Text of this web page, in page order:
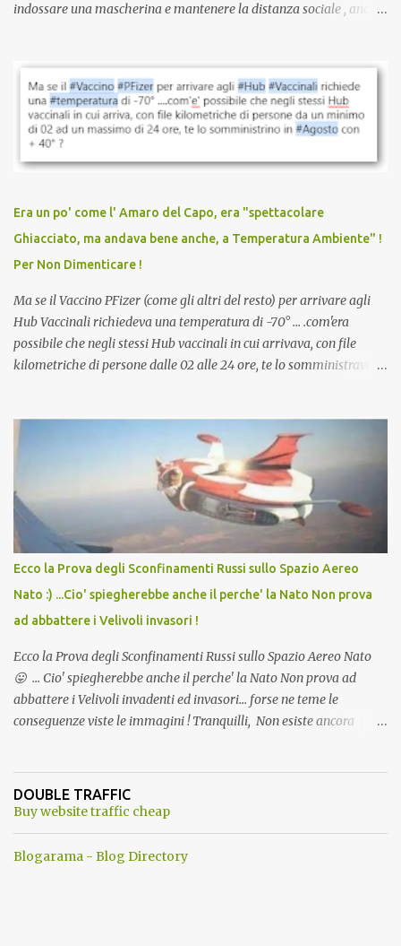
indossare una mascherina e mantenere la distanza sociale , anche
vaccinazione. Non avevamo mai sentito parlare di ricompense,
sconti, incentivi per vaccinarsi. Non avevamo mai visto
discriminazioni per coloro che non l’hanno fatto. Se non sei stato
vaccinato, nessuno aveva prima cercato di farti sentire una
persona cattiva. Non avevamo mai visto un vaccino che minacci le
vaccino usato per minacciare i mezzi di sussistenza, il lavoro o la
scuola. Non avevamo mai visto un vaccino che permettesse a un
dodicenne di ignorare il consenso dei genitori. Dopo tutti i vaccini
che abbiamo elencato sopra...
Era un po' come l' Amaro del Capo, era "spettacolare
Ghiacciato, ma andava bene anche, a Temperatura Ambiente" !
Per Non Dimenticare !
Ma se il Vaccino PFizer (come gli altri del resto) per arrivare agli
Hub Vaccinali richiedeva una temperatura di -70° ... .com'era
possibile che negli stessi Hub vaccinali in cui arrivava, con file
kilometriche di persone dalle 02 alle 24 ore, te lo somministravano
Vaccino come: l' Amaro del Capo, era "spettacolare Ghiacciato, ma
andava bene anche, a Temperatura Ambiente"! Riproponiamo
l'articolo per NON Dimenticare!
Ecco la Prova degli Sconfinamenti Russi sullo Spazio Aereo
Nato :) ...Cio' spiegherebbe anche il perche' la Nato Non prova
ad abbattere i Velivoli invasori !
Ecco la Prova degli Sconfinamenti Russi sullo Spazio Aereo Nato
😛 ... Cio' spiegherebbe anche il perche' la Nato Non prova ad
abbattere i Velivoli invadenti ed invasori... forse ne teme le
conseguenze viste le immagini ! Tranquilli, Non esiste ancora
ancora una fantasia Nato o forse una "False Flag", per provocare
una guerra mondiale che difficilmente da menti sane, potrebbe
DOUBLE TRAFFIC
Buy website traffic cheap
Blogarama - Blog Directory